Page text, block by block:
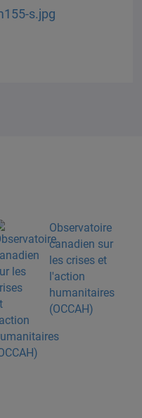
Observatoire
canadien sur
les crises et
l'action
humanitaires
(OCCAH)